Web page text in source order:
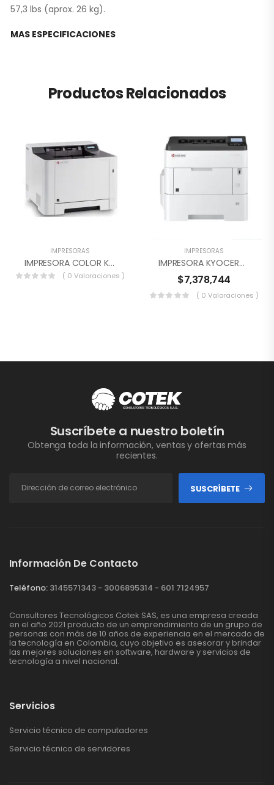
57,3 lbs (aprox. 26 kg).
MAS ESPECIFICACIONES
Productos Relacionados
IMPRESORAS
IMPRESORA COLOR KYOCERA P5026CDW – Bogota
( 0 Valoraciones )
IMPRESORAS
IMPRESORA KYOCERA FS-P3260DN – Bogota
$7,378,744
( 0 Valoraciones )
Suscríbete a nuestro boletín
Obtenga toda la información, ventas y ofertas más
recientes.
SUSCRÍBETE
Información De Contacto
Teléfono: 3145571343 - 3006895314 - 601 7124957
Consultores Tecnológicos Cotek SAS, es una empresa creada
en el año 2021 producto de un emprendimiento de un grupo de
personas con más de 10 años de experiencia en el mercado de
la tecnología en Colombia, cuyo objetivo es asesorar y brindar
las mejores soluciones en software, hardware y servicios de
tecnología a nivel nacional.
Servicios
Servicio técnico de computadores
Servicio técnico de servidores